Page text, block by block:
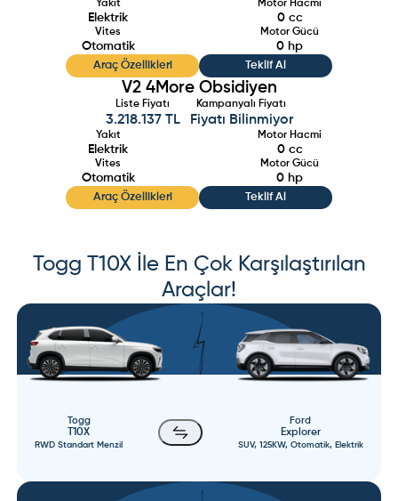
Yakıt
Elektrik
Motor Hacmi
0cc
Vites
Otomatik
Motor Gücü
0 hp
Araç Özellikleri Teklif Al
V2 4More Obsidiyen
Liste Fiyatı
3.218.137 TL
Kampanyalı Fiyatı
Fiyatı Bilinmiyor
Yakıt
Elektrik
Motor Hacmi
0cc
Vites
Otomatik
Motor Gücü
0 hp
Araç Özellikleri Teklif Al
Togg T10Xİle En Çok Karşılaştırılan
Araçlar!
Togg
T10X
RWD Standart Menzil
Ford
Explorer
SUV, 125KW, Otomatik, Elektrik